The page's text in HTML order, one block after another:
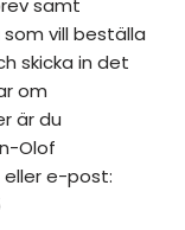
samt
vill beställa
skicka in det
om
är du
Olof
e-post: